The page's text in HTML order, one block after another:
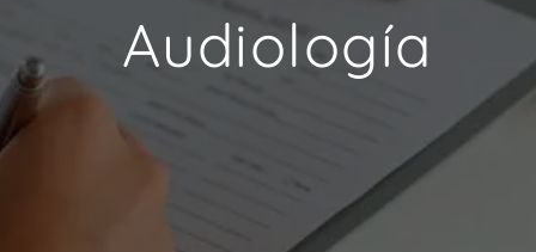
Audiología